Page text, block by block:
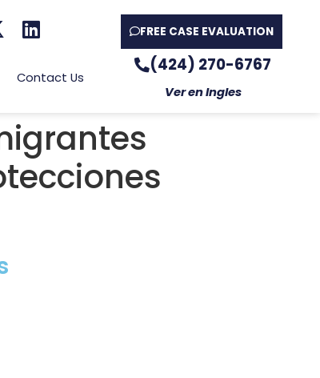
FREE CASE EVALUATION
Contact Us
(424) 270-6767
Ver en Ingles